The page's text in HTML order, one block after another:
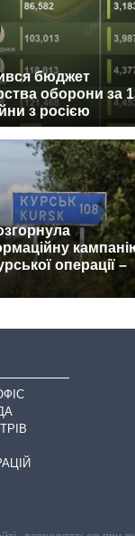
бюджет
оборони за
з росією
операції –